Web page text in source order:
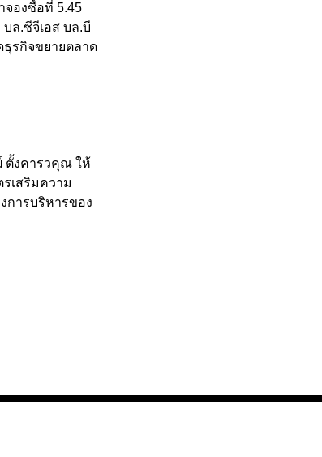
จองซื้อที่ 5.45
ล.ซีจีเอส บล.บี
ธุรกิจขยายตลาด
ตั้งคารวคุณ ให้
เสริมความ
การบริหารของ